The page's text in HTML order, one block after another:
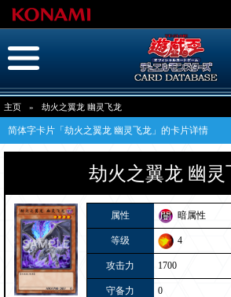
主页 » 劫火之翼龙 幽灵飞龙
简体字卡片「劫火之翼龙 幽灵飞龙」的卡片详情
劫火之翼龙 幽灵
属性 暗属性
等级 4
攻击力 1700
守备力 0